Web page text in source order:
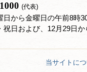
(代表)
日から金曜日の午前8時
祝日および、12月29日か
当サイトに